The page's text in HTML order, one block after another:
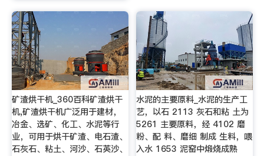
矿渣烘干机_360百科矿渣烘干
机,矿渣烘干机广泛用于建材，
冶金、选矿、化工、水泥等行
业，可用于烘干矿渣、电石渣、
石灰石、粘土、河沙、石英沙、
水泥的主要原料_水泥的生产工
艺，以石 2113 灰石和粘 土为
5261 主要原料，经 4102 磨
粉、配 料、磨细 制成 生料，喂
入水 1653 泥窑中煅烧成熟